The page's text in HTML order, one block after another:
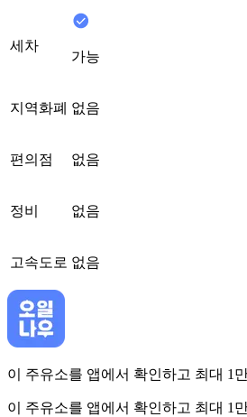
세차
가능
지역화폐 없음
편의점 없음
정비 없음
고속도로 없음
이 주유소를 앱에서 확인하고 최대 1
이 주유소를 앱에서 확인하고 최대 1